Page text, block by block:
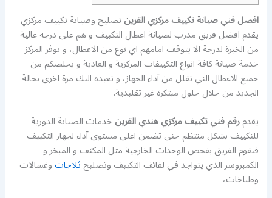
افصل فني صيانة تكييف مركزي القرينتصليح وصيانة تكييف مركزي
يقدم افضل فريق مدرب لصيانة اعطال التكييف و هم على درجة عالية
من الخبرة لدرجة الا يتوقف امامهم اي نوع من الاعطال، و يوفر المركز
خدمة صيانة كافة انواع التكييفات المركزية و العادية و يخلصكم من
جميع الاعطال التي تقلل من آداء الجهاز، و تعيده اليك مرة اخرى بحالة
الجديد من خلال حلول مبتكرة غير تقليدية.
يقدمرقم فني تكييف مركزي هندي القرينخدمات الصيانة الدورية
للتكييف بشكل منتظم حتى تضمن اعلى مستوى آداء لجهاز التكييف
فيقوم الفريق بفحص الوحدات الخارجية مثل المكثف و المبخر و
الكمبروسر الذي يتواجد في لفائف التكييف وتصليحثلاجاتوغسالات
وطباخات،